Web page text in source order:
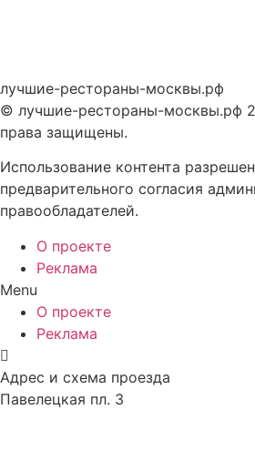
лучшие-рестораны-москвы.рф
© лучшие-рестораны-москвы.рф
права защищены.
Использование контента
предварительного согласия
правообладателей.
О проекте
Реклама
Menu
О проекте
Реклама
Адрес и схема проезда
Павелецкая пл. 3